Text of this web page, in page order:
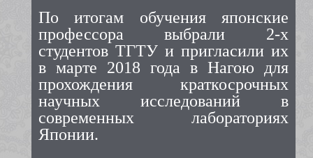
По итогам обучения японские
профессора выбрали 2-х
студентов ТГТУ и пригласили их
в марте 2018 года в Нагою для
прохождения краткосрочных
научных исследований в
современных лабораториях
Японии.